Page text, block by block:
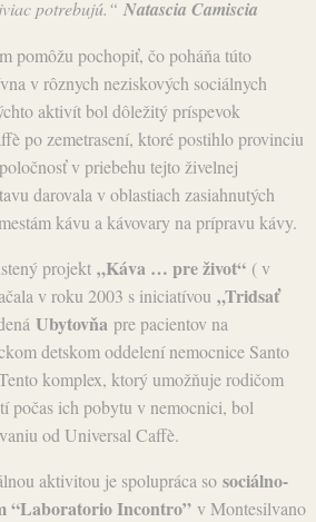
potrebujú.“ Natascia Camiscia
pomôžu pochopiť, čo poháňa túto
v rôznych neziskových sociálnych
aktivít bol dôležitý príspevok
po zemetrasení, ktoré postihlo provinciu
v priebehu tejto živelnej
darovala v oblastiach zasiahnutých
kávu a kávovary na prípravu kávy.
projekt „Káva … pre život“ ( v
v roku 2003 s iniciatívou „Tridsať
Ubytovňa pre pacientov na
detskom oddelení nemocnice Santo
komplex, ktorý umožňuje rodičom
počas ich pobytu v nemocnici, bol
od Universal Caffè.
aktivitou je spolupráca so sociálno-
“Laboratorio Incontro” v Montesilvano